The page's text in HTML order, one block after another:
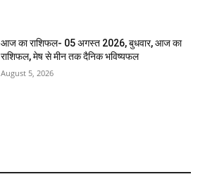
आज का राशिफल- 05 अगस्त 2026, बुधवार, आज का
राशिफल, मेष से मीन तक दैनिक भविष्यफल
August 5, 2026